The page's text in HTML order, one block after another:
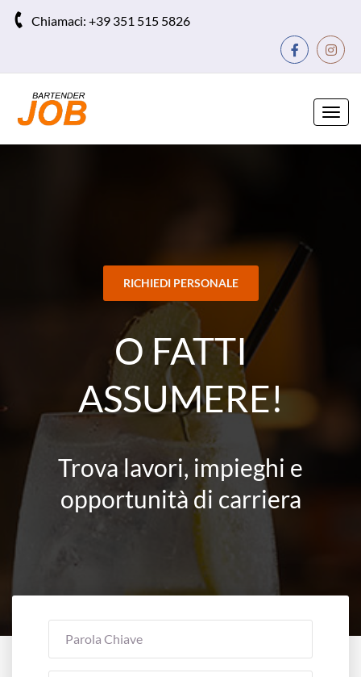
Chiamaci: +39 351 515 5826
RICHIEDI PERSONALE
O FATTI
ASSUMERE!
Trova lavori, impieghi e
opportunità di carriera